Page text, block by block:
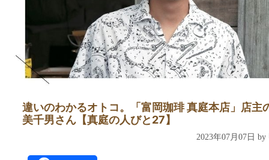
違いのわかるオトコ。「富岡珈琲 真庭本店」店主
美千男さん【真庭の人びと27】
2023年07月07日